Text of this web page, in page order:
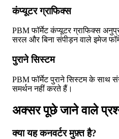
कंप्यूटर ग्राफिक्स
PBM फॉर्मेट कंप्यूटर ग्राफिक्स
सरल और बिना संपीड़न वाले इमेज
पुराने सिस्टम
PBM फॉर्मेट पुराने सिस्टम के साथ
समर्थन नहीं करते हैं।
अक्सर पूछे जाने वाले
क्या यह कनवर्टर मुफ़्त है?